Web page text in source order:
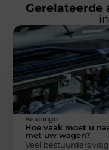
Gerelateerde
Beabingo
Hoe vaak moet u
met uw wagen?
Veel bestuurders